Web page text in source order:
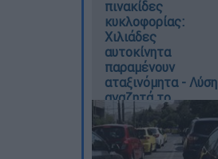
πινακίδες
κυκλοφορίας:
Χιλιάδες
αυτοκίνητα
παραμένουν
αταξινόμητα - Λύση
αναζητά το
υπουργείο